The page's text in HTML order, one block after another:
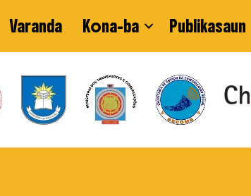
Varanda Kona-ba Publikasaun